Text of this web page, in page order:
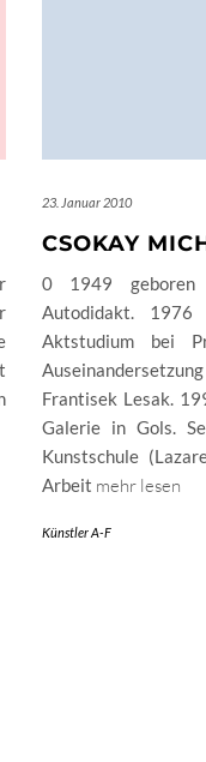
23. Januar 2010
CSOKAY
0 1949 geboren
Autodidakt. 1976
Aktstudium bei
Frantisek Lesak.
Galerie in Gols.
Kunstschule
Arbeit mehr lesen
Künstler A-F